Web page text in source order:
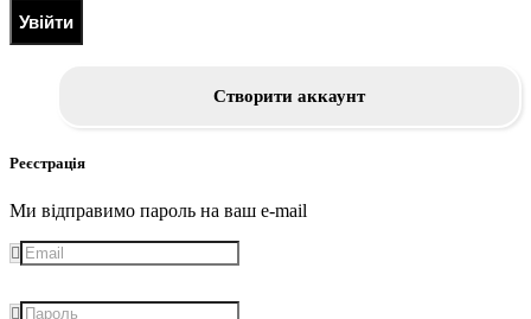
Увійти
Створити аккаунт
Реєстрація
Ми відправимо пароль на ваш e-mail